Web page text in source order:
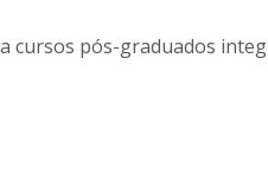
pós-graduados